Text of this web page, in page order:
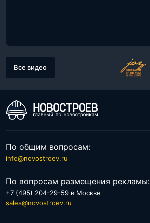
Все видео
По общим вопросам:
info@novostroev.ru
По вопросам размещения рекламы:
+7 (495) 204-29-59 в Москве
sales@novostroev.ru